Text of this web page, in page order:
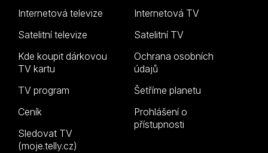
Internetová televize
Satelitní televize
Kde koupit dárkovou
TV kartu
TV program
Ceník
Sledovat TV
(moje.telly.cz)
Internetová TV
Satelitní TV
Ochrana osobních
údajů
Šetříme planetu
Prohlášení o
přístupnosti